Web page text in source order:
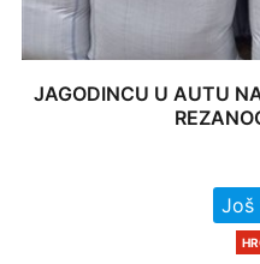
JAGODINCU U AUTU
Još